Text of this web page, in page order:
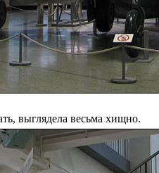
выглядела весьма хищно.